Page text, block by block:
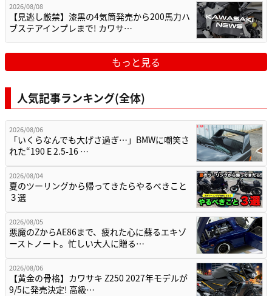
2026/08/08
【見逃し厳禁】漆黒の4気筒発売から200馬力ハ
ブステアインプレまで! カワサ…
もっと見る
人気記事ランキング(全体)
2026/08/06
「いくらなんでも大げさ過ぎ…」BMWに嘲笑さ
れた“190 E 2.5-16 …
2026/08/04
夏のツーリングから帰ってきたらやるべきこと
３選
2026/08/05
悪魔のZからAE86まで、疲れた心に蘇るエキゾ
ーストノート。忙しい大人に贈る…
2026/08/06
【黄金の骨格】カワサキ Z250 2027年モデルが
9/5に発売決定! 高級…